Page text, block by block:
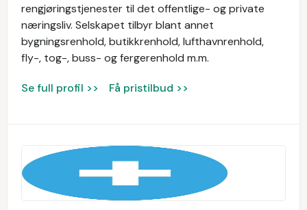
rengjøringstjenester til det offentlige- og private
næringsliv. Selskapet tilbyr blant annet
bygningsrenhold, butikkrenhold, lufthavnrenhold,
fly-, tog-, buss- og fergerenhold m.m.
Se full profil >> Få pristilbud >>